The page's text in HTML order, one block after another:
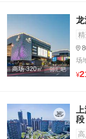
商场·320㎡
龙
场
¥
段